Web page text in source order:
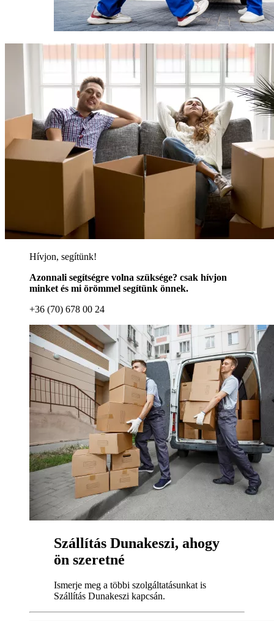
Hívjon, segítünk!
Azonnali segítségre volna szüksége? csak hívjon
minket és mi örömmel segítünk önnek.
+36 (70) 678 00 24
Szállítás Dunakeszi, ahogy
ön szeretné
Ismerje meg a többi szolgáltatásunkat is
Szállítás Dunakeszi kapcsán.